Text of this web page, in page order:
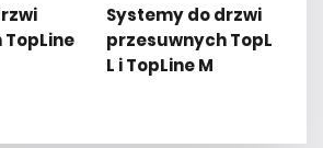
Systemy do drzwi
przesuwnych TopLine
L i TopLine M